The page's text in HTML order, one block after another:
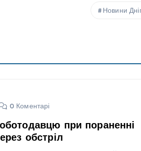
Новини
0 Коментарі
при пораненні
обстріл